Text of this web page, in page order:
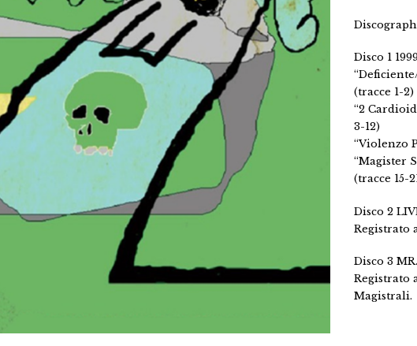
Disco 1
(tracce 1-2)
“2
3-12)
“Violenzo
“Magister
(tracce 15-
Disco 2
Registrato
Disco 3
Registrato
Magistrali.